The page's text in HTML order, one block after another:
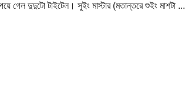
গেল দুদুটো টাইটেল। সুইং মাস্টার (মতান্তরে শুইং মাশটা ...